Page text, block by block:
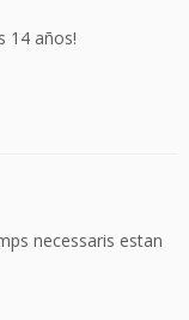
14 años!
necessaris estan